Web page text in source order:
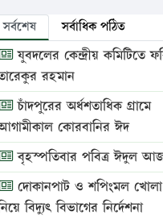
সর্বশেষ সর্বাধিক পঠিত
যুবদলের কেন্দ্রীয় কমিটিতে
রহমান
চাঁদপুরের অর্ধশতাধিক গ্রামে
কোরবানির ঈদ
বৃহস্পতিবার পবিত্র ঈদুল
দোকানপাট ও শপিংমল খোলা
বিদ্যুৎ বিভাগের নির্দেশনা